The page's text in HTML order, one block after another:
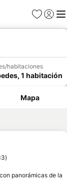
Favoritos
Iniciar
habitaciones
1 habitación
Mapa
panorámicas de la